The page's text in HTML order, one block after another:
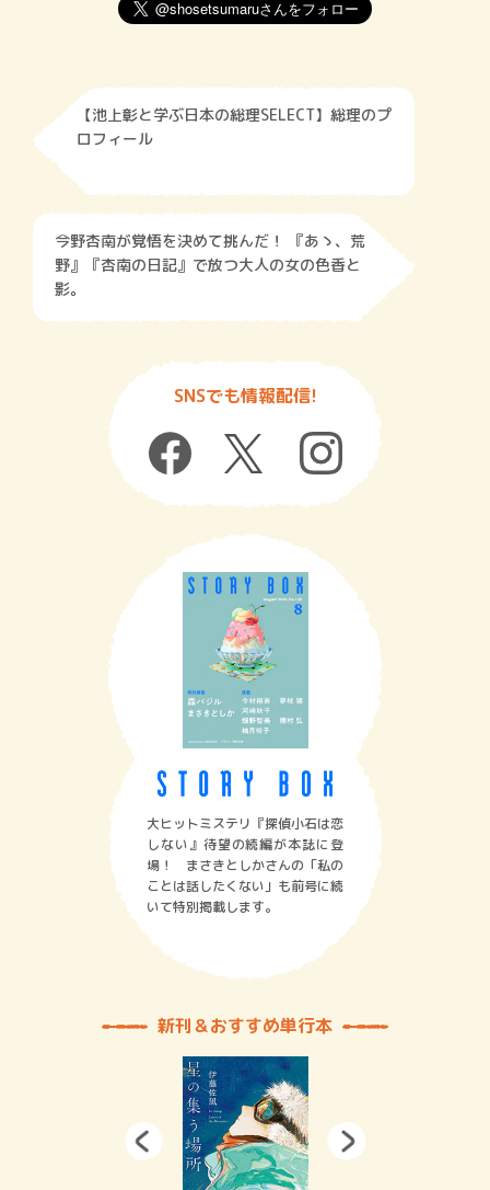
【池上彰と学ぶ日本の総理SELECT】総理のプ
ロフィール
今野杏南が覚悟を決めて挑んだ！ 『あゝ、荒
野』『杏南の日記』で放つ大人の女の色香と
影。
SNSでも情報配信!
大ヒットミステリ『探偵小石は恋
しない』待望の続編が本誌に登
場！ まさきとしかさんの「私の
ことは話したくない」も前号に続
いて特別掲載します。
新刊＆おすすめ単行本